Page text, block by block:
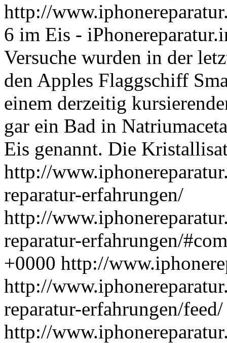
http://
6 im Eis -
Versuche wurden in der
den Apples Flaggschiff
einem derzeitig
gar ein Bad in
Eis genannt. Die
http://
reparatur-erfahrungen/
http://
reparatur-erfahrungen/
+0000 http://
http://
reparatur-erfahrungen/feed/
http://